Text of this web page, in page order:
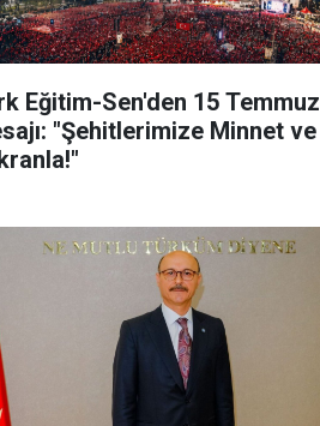
Eğitim-Sen'den 15 Temmuz
"Şehitlerimize Minnet ve